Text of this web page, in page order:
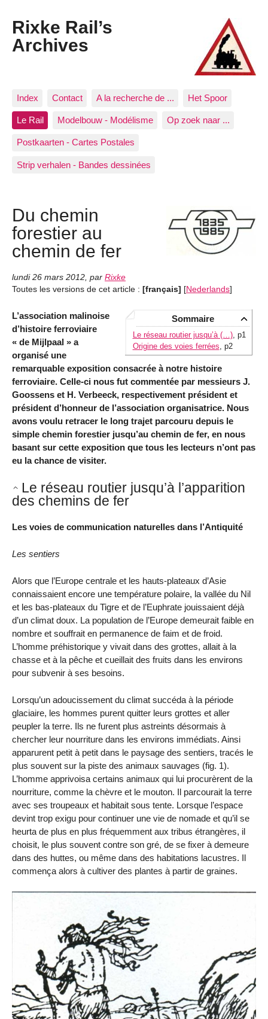
Rixke Rail’s
Archives
Index Contact A la recherche de ... Het Spoor
Le Rail Modelbouw - Modélisme Op zoek naar ...
Postkaarten - Cartes Postales
Strip verhalen - Bandes dessinées
Du chemin
forestier au
chemin de fer
lundi 26 mars 2012, par Rixke
Toutes les versions de cet article : [français] [Nederlands]
Sommaire
Le réseau routier jusqu’à (…), p1
Origine des voies ferrées , p2
L’association malinoise
d’histoire ferroviaire
« de Mijlpaal » a
organisé une
remarquable exposition consacrée à notre histoire
ferroviaire. Celle-ci nous fut commentée par messieurs J.
Goossens et H. Verbeeck, respectivement président et
président d’honneur de l’association organisatrice. Nous
avons voulu retracer le long trajet parcouru depuis le
simple chemin forestier jusqu’au chemin de fer, en nous
basant sur cette exposition que tous les lecteurs n’ont pas
eu la chance de visiter.
Le réseau routier jusqu’à l’apparition
des chemins de fer
Les voies de communication naturelles dans l’Antiquité
Les sentiers
Alors que l’Europe centrale et les hauts-plateaux d’Asie
connaissaient encore une température polaire, la vallée du Nil
et les bas-plateaux du Tigre et de l’Euphrate jouissaient déjà
d’un climat doux. La population de l’Europe demeurait faible en
nombre et souffrait en permanence de faim et de froid.
L’homme préhistorique y vivait dans des grottes, allait à la
chasse et à la pêche et cueillait des fruits dans les environs
pour subvenir à ses besoins.
Lorsqu’un adoucissement du climat succéda à la période
glaciaire, les hommes purent quitter leurs grottes et aller
peupler la terre. Ils ne furent plus astreints désormais à
chercher leur nourriture dans les environs immédiats. Ainsi
apparurent petit à petit dans le paysage des sentiers, tracés le
plus souvent sur la piste des animaux sauvages (fig. 1).
L’homme apprivoisa certains animaux qui lui procurèrent de la
nourriture, comme la chèvre et le mouton. Il parcourait la terre
avec ses troupeaux et habitait sous tente. Lorsque l’espace
devint trop exigu pour continuer une vie de nomade et qu’il se
heurta de plus en plus fréquemment aux tribus étrangères, il
choisit, le plus souvent contre son gré, de se fixer à demeure
dans des huttes, ou même dans des habitations lacustres. Il
commença alors à cultiver des plantes à partir de graines.